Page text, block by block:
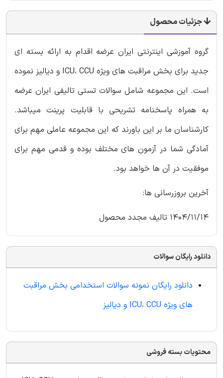
جزئیات محصول
گروه آموزشی اینترنتی ایران عرضه اقدام به ارائه بسته ای
جدید برای بخش مراقبت های ویژه ICU، CCU و دیالیز نموده
است. این مجموعه شامل سوالات تستی تالیفی ایران عرضه
به همراه پاسخنامه تشریحی با قابلیت پرینت میباشد.
کارشناسان ما بر این باورند که این مجموعه عاملی مهم برای
آمادگی شما در آزمون های مختلف بوده و قدمی مهم برای
موفقیت در آن ها خواهد بود.
آخرین بروزرسانی ها:
1404/11/14 تالیف مجدد محصول
دانلود رایگان سوالات
دانلود رایگان نمونه سوالات استخدامی بخش مراقبت
های ویژه ICU، CCU و دیالیز
محتویات بسته فروشی